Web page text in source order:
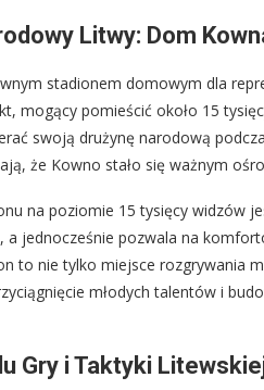
Litwy: Dom
stadionem domowym dla
mogący pomieścić około 15
swoją drużynę narodową
że Kowno stało się ważnym
na poziomie 15 tysięcy widzów
a jednocześnie pozwala na
to nie tylko miejsce rozgrywania
młodych talentów i
Gry i Taktyki